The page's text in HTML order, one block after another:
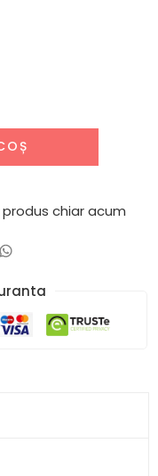
chiar acum